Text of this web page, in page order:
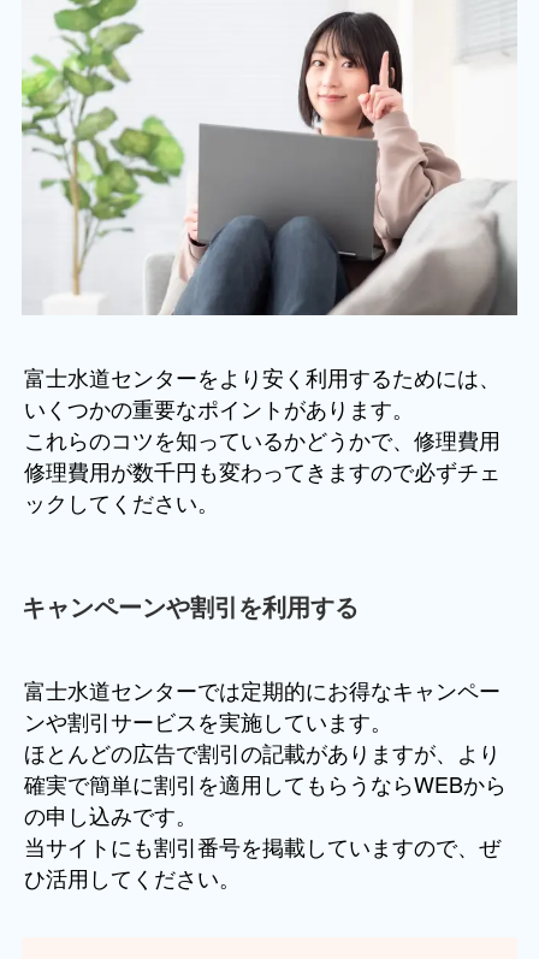
富士水道センターをより安く利用するためには、
いくつかの重要なポイントがあります。
これらのコツを知っているかどうかで、修理費用
修理費用が数千円も変わってきますので必ずチェ
ックしてください。
キャンペーンや割引を利用する
富士水道センターでは定期的にお得なキャンペー
ンや割引サービスを実施しています。
ほとんどの広告で割引の記載がありますが、より
確実で簡単に割引を適用してもらうならWEBから
の申し込みです。
当サイトにも割引番号を掲載していますので、ぜ
ひ活用してください。